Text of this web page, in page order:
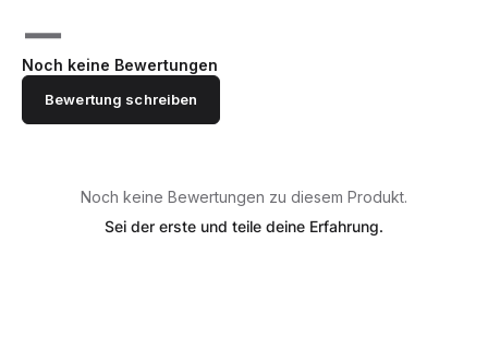
—
Noch keine Bewertungen
Bewertung schreiben
Noch keine Bewertungen zu diesem Produkt.
Sei der erste und teile deine Erfahrung.